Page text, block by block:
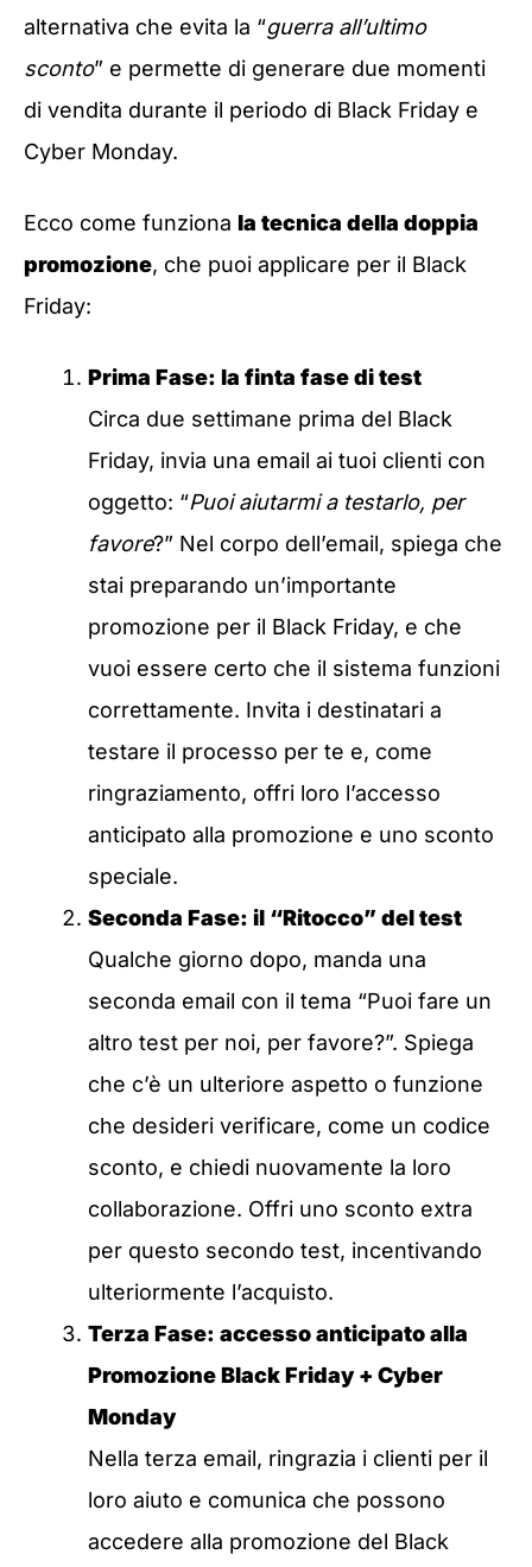
alternativa che evita la “guerra all’ultimo
sconto” e permette di generare due momenti
di vendita durante il periodo di Black Friday e
Cyber Monday.
Ecco come funziona la tecnica della doppia
promozione, che puoi applicare per il Black
Friday:
Prima Fase: la finta fase di test
Circa due settimane prima del Black
Friday, invia una email ai tuoi clienti con
oggetto: “Puoi aiutarmi a testarlo, per
favore?” Nel corpo dell’email, spiega che
stai preparando un’importante
promozione per il Black Friday, e che
vuoi essere certo che il sistema funzioni
correttamente. Invita i destinatari a
testare il processo per te e, come
ringraziamento, offri loro l’accesso
anticipato alla promozione e uno sconto
speciale.
Seconda Fase: il “Ritocco” del test
Qualche giorno dopo, manda una
seconda email con il tema “Puoi fare un
altro test per noi, per favore?”. Spiega
che c’è un ulteriore aspetto o funzione
che desideri verificare, come un codice
sconto, e chiedi nuovamente la loro
collaborazione. Offri uno sconto extra
per questo secondo test, incentivando
ulteriormente l’acquisto.
Terza Fase: accesso anticipato alla
Promozione Black Friday + Cyber
Monday
Nella terza email, ringrazia i clienti per il
loro aiuto e comunica che possono
accedere alla promozione del Black